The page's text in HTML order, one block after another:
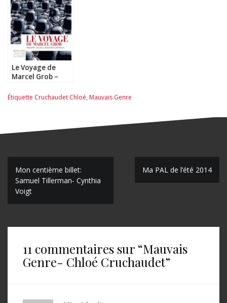
Le Voyage de
Marcel Grob –
Sébastien
Goethals
Étiquette Cruchaudet Chloé,Mauvais Genre
N
v
i
Mon centième billet:
Samuel Tillerman- Cynthia
Voigt
Ma PAL de l’été 2014
11 commentaires sur “Mauvais
Genre- Chloé Cruchaudet”